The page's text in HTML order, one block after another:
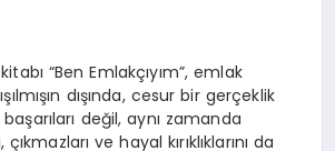
“Ben Emlakçıyım”, emlak
dışında, cesur bir gerçeklik
değil, aynı zamanda
ve hayal kırıklıklarını da